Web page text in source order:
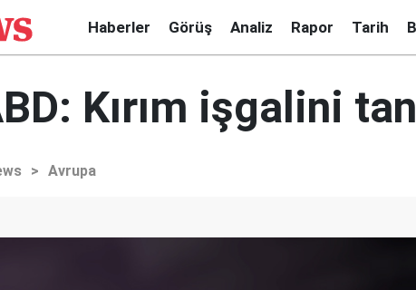
Haberler Görüş Analiz Rapor Tarih
Kırım işgalini
> Avrupa